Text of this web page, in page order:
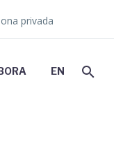
privada
EN